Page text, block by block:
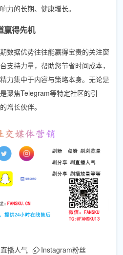
力的长期、健康增长。
赢得先机
数据优势往往能赢得宝贵的关注窗
支持力量，帮助您节省时间成本，
力集中于内容与策略本身。无论是
聚焦Telegram等特定社区的引
增长伙伴。
直播人气
Instagram粉丝